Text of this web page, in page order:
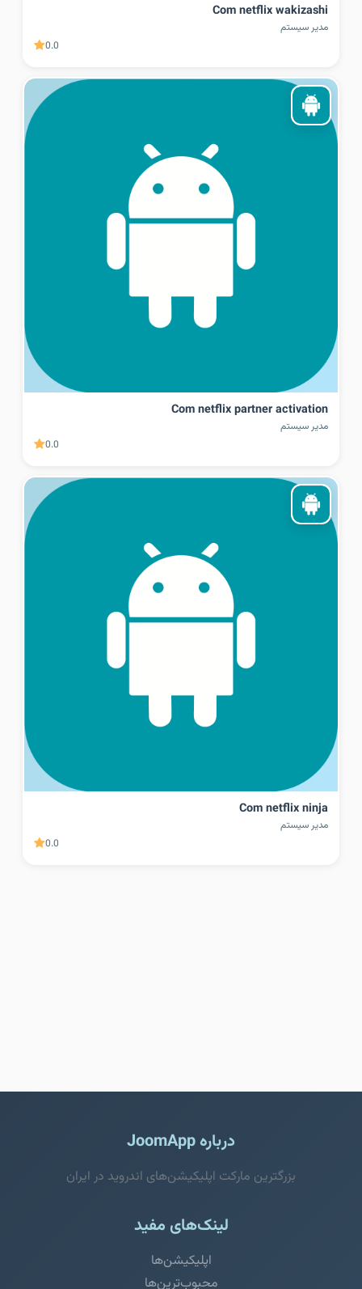
Com netflix wakizashi
مدیر سیستم
0.0
Com netflix partner activation
مدیر سیستم
0.0
Com netflix ninja
مدیر سیستم
0.0
درباره JoomApp
بزرگترین مارکت اپلیکیشن‌های اندروید در ایران
لینک‌های مفید
اپلیکیشن‌ها
محبوب‌ترین‌ها